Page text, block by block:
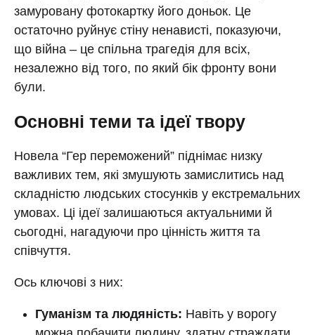
замуровану фотокартку його доньок. Це
остаточно руйнує стіну ненависті, показуючи,
що війна – це спільна трагедія для всіх,
незалежно від того, по який бік фронту вони
були.
Основні теми та ідеї твору
Новела “Гер переможений” піднімає низку
важливих тем, які змушують замислитись над
складністю людських стосунків у екстремальних
умовах. Ці ідеї залишаються актуальними й
сьогодні, нагадуючи про цінність життя та
співчуття.
Ось ключові з них:
Гуманізм та людяність: Навіть у ворогу